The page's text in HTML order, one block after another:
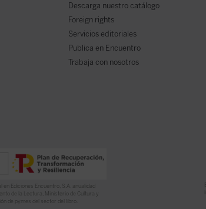
Descarga nuestro catálogo
Foreign rights
Servicios editoriales
Publica en Encuentro
Trabaja con nosotros
Ediciones Encuentro, S.A. anualidad
de la Lectura, Ministerio de Cultura y
de pymes del sector del libro.